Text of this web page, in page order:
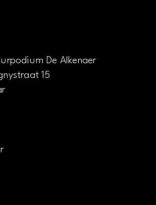
De Alkenaer
15